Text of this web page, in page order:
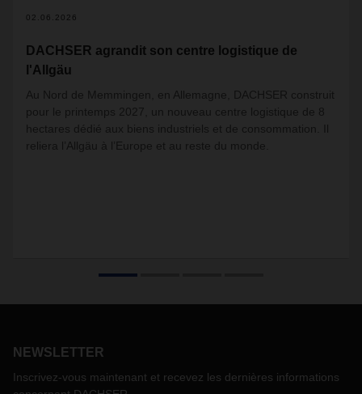
02.06.2026
DACHSER agrandit son centre logistique de
l'Allgäu
Au Nord de Memmingen, en Allemagne, DACHSER construit
pour le printemps 2027, un nouveau centre logistique de 8
hectares dédié aux biens industriels et de consommation. Il
reliera l’Allgäu à l’Europe et au reste du monde.
NEWSLETTER
Inscrivez-vous maintenant et recevez les dernières informations